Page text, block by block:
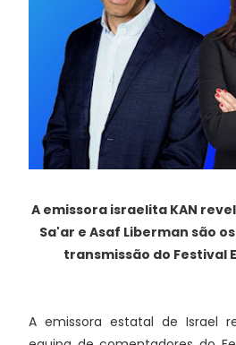
A emissora israelita KAN
Sa'ar e Asaf Liberman são
transmissão do Festival
A emissora estatal de Israel